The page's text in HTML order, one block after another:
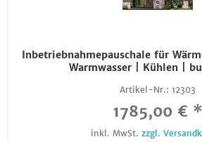
Inbetriebnahmepauschale für
Warmwasser | Kühlen |
Artikel-Nr.: 12303
1785,00 € *
inkl. MwSt. zzgl.